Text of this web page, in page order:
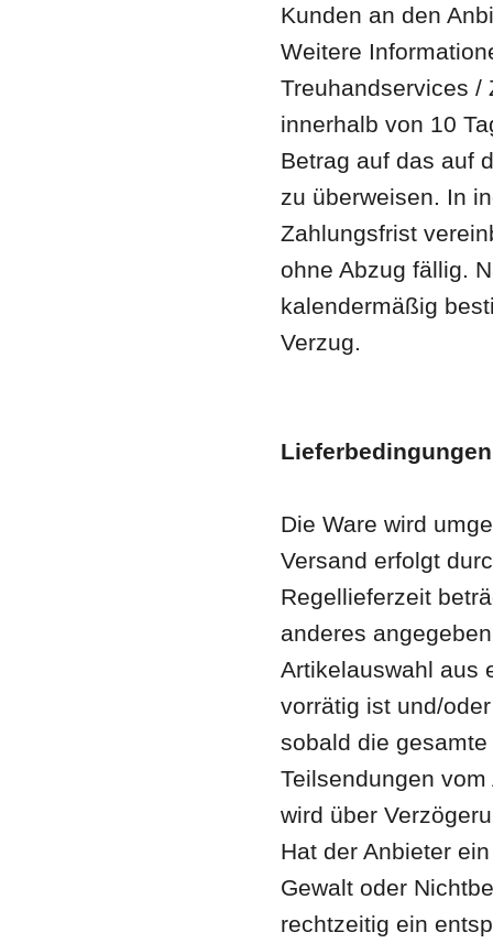
Kunden an den
Weitere
Treuhandservices /
innerhalb von 10
Betrag auf das auf
zu überweisen. In
Zahlungsfrist
ohne Abzug fällig.
kalendermäßig
Verzug.
Lieferbedingungen
Die Ware wird
Versand erfolgt
Regellieferzeit
anderes
Artikelauswahl aus
vorrätig ist und/
sobald die
Teilsendungen
wird über
Hat der Anbieter
Gewalt oder
rechtzeitig ein